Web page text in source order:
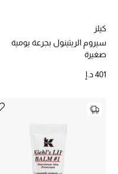
خصومات
جميع مستحضرات الجمال
الجديد في عالم الجمال
كيلز
سيروم الريتينول بجرعة يومية
صغيرة
401 د.إ